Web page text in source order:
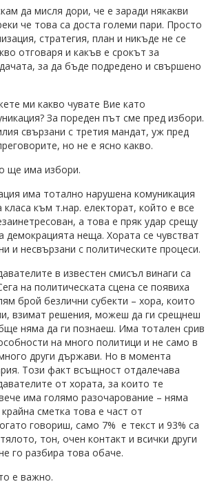
да мисля дори, че е заради някакви
че това са доста големи пари. Просто
стратегия, план и никъде не се
отговаря и какъв е срокът за
за да бъде подредено и свършено
ми какво чувате Вие като
За пореден път сме пред избори.
свързани с третия мандат, уж пред
но не е ясно какво.
ще има избори.
има тотално нарушена комуникация
класа към т.нар. електорат, който е все
а това е пряк удар срещу
демокрацията неща. Хората се чувстват
и несвързани с политическите процеси.
в известен смисъл винаги са
на политическата сцена се появиха
брой безлични субекти – хора, които
взимат решения, можеш да ги срещнеш
няма да ги познаеш. Има тотален срив
на много политици и не само в
други държави. Но в момента
Този факт всъщност отдалечава
от хората, за които те
има голямо разочарование – няма
сметка това е част от
говориш, само 7% е текст и 93% са
тон, очен контакт и всички други
го разбира това обаче.
е важно.